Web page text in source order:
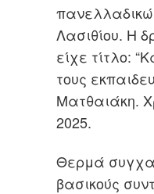
Λασιθίου. Η
είχε τίτλο:
τους
Ματθαιάκη.
2025.
Θερμά
βασικούς
Πλοήγηση
άρθρων